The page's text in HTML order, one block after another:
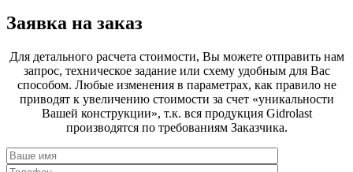
Заявка на заказ
Для детального расчета стоимости, Вы можете отправить нам
запрос, техническое задание или схему удобным для Вас
способом. Любые изменения в параметрах, как правило не
приводят к увеличению стоимости за счет «уникальности
Вашей конструкции», т.к. вся продукция Gidrolast
производятся по требованиям Заказчика.